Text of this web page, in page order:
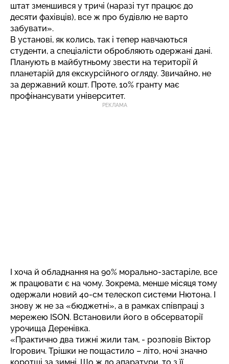
штат зменшився у тричі (наразі тут працює до
десяти фахівців), все ж про будівлю не варто
забувати».
В установі, як колись, так і тепер навчаються
студенти, а спеціалісти обробляють одержані дані.
Планують в майбутньому звести на території й
планетарій для екскурсійного огляду. Звичайно, не
за державний кошт. Проте, 10% гранту має
профінансувати університет.
РЕКЛАМА
І хоча й обладнання на 90% морально-застаріле, все
ж працювати є на чому. Зокрема, менше місяця тому
одержали новий 40-см телескоп системи Нютона. І
знову ж не за «бюджетні», а в рамках співпраці з
мережею ISON. Встановили його в обсерваторії
урочища Деренівка.
«Практично два тижні жили там, - розповів Віктор
Ігорович. Трішки не пощастило – літо, ночі значно
коротші за зимні. Що ж до апаратури, то з її